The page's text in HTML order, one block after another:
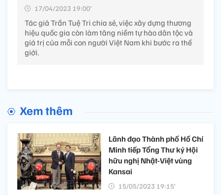
17/04/2023 19:00’
Tác giả Trần Tuệ Tri chia sẻ, việc xây dựng thương
hiệu quốc gia còn làm tăng niềm tự hào dân tộc và
giá trị của mỗi con người Việt Nam khi bước ra thế
giới.
Xem thêm
Lãnh đạo Thành phố Hồ Chí
Minh tiếp Tổng Thư ký Hội
hữu nghị Nhật-Việt vùng
Kansai
15/05/2023 19:15’